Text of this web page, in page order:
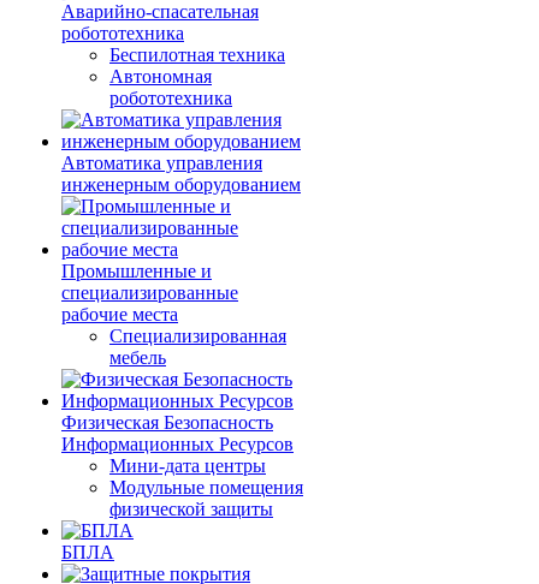
Аварийно-спасательная
робототехника
Беспилотная техника
Автономная
робототехника
Автоматика управления
инженерным оборудованием
Промышленные и
специализированные
рабочие места
Специализированная
мебель
Физическая Безопасность
Информационных Ресурсов
Мини-дата центры
Модульные помещения
физической защиты
БПЛА